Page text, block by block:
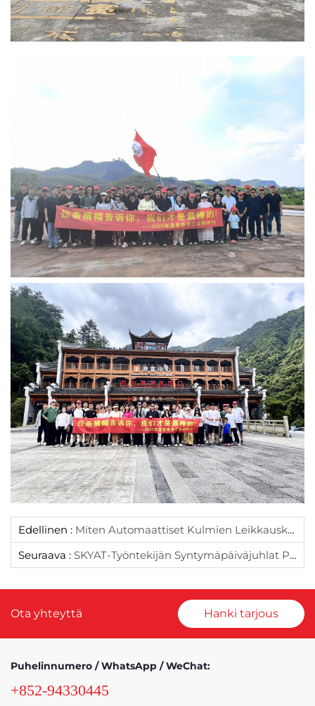
Edellinen : Miten Automaattiset Kulmien Leikkauskoneet Parantavat Tuotantolinjoja
Seuraava : SKYAT-Työntekijän Syntymäpäiväjuhlat Päättyivät Lämpimästi!
Ota yhteyttä Hanki tarjous
Puhelinnumero / WhatsApp / WeChat:
+852-94330445